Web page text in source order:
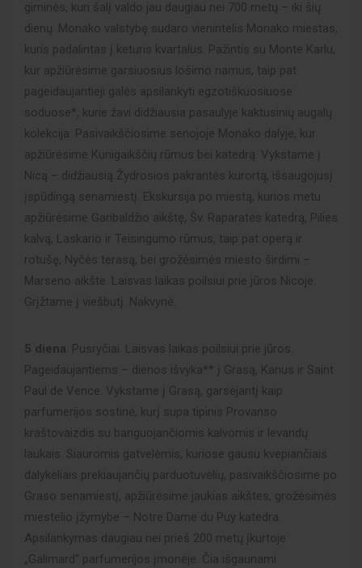
giminės, kuri šalį valdo jau daugiau nei 700 metų – iki šių
dienų. Monako valstybę sudaro vienintelis Monako miestas,
kuris padalintas į keturis kvartalus. Pažintis su Monte Karlu,
kur apžiūrėsime garsiuosius lošimo namus, taip pat
pageidaujantieji galės apsilankyti egzotiškuosiuose
soduose*, kurie žavi didžiausia pasaulyje kaktusinių augalų
kolekcija. Pasivaikščiosime senojoje Monako dalyje, kur
apžiūrėsime Kunigaikščių rūmus bei katedrą. Vykstame į
Nicą – didžiausią Žydrosios pakrantės kurortą, išsaugojusį
įspūdingą senamiestį. Ekskursija po miestą, kurios metu
apžiūrėsime Garibaldžio aikštę, Šv. Raparatės katedrą, Pilies
kalvą, Laskario ir Teisingumo rūmus, taip pat operą ir
rotušę, Nyčės terasą, bei grožėsimės miesto širdimi –
Marseno aikšte. Laisvas laikas poilsiui prie jūros Nicoje.
Grįžtame į viešbutį. Nakvynė.
5 diena . Pusryčiai. Laisvas laikas poilsiui prie jūros.
Pageidaujantiems – dienos išvyka** į Grasą, Kanus ir Saint
Paul de Vence. Vykstame į Grasą, garsėjantį kaip
parfumerijos sostinė, kurį supa tipinis Provanso
kraštovaizdis su banguojančiomis kalvomis ir levandų
laukais. Siauromis gatvelėmis, kuriose gausu kvepiančiais
dalykėliais prekiaujančių parduotuvėlių, pasivaikščiosime po
Graso senamiestį, apžiūrėsime jaukias aikštes, grožėsimės
miestelio įžymybe – Notre Dame du Puy katedra.
Apsilankymas daugiau nei prieš 200 metų įkurtoje
„Galimard“ parfumerijos įmonėje. Čia išgaunami